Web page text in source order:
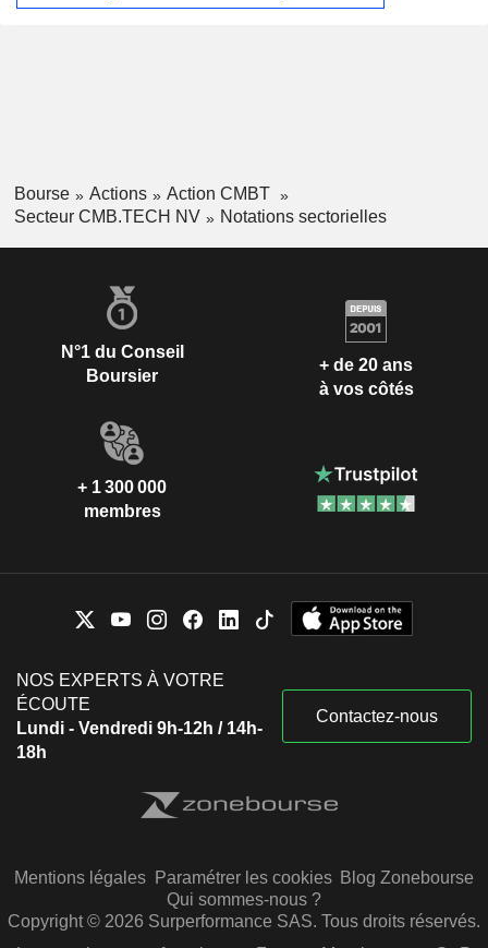
Bourse Actions
Action CMBT
Secteur CMB.TECH NV
Notations sectorielles
N°1 du Conseil
Boursier
+ de 20 ans
à vos côtés
+ 1 300 000
membres
NOS EXPERTS À VOTRE
ÉCOUTE
Lundi - Vendredi 9h-12h / 14h-
18h
Contactez-nous
Mentions légales Paramétrer les cookies Blog Zonebourse
Qui sommes-nous ?
Copyright © 2026 Surperformance SAS. Tous droits réservés.